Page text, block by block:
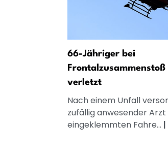
66-Jähriger bei
verletzt
Nach einem Unfall
zufällig anwesender
eingeklemmten Fahre... |